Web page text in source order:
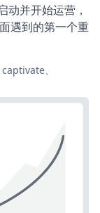
并开始运营，
遇到的第一个重
、